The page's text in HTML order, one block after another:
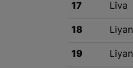
17 Lîva
18 Liyan
19 Lîyan